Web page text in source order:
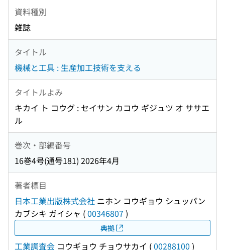
資料種別
雑誌
タイトル
機械と工具 : 生産加工技術を支える
タイトルよみ
キカイ ト コウグ : セイサン カコウ ギジュツ オ ササエ
ル
巻次・部編番号
16巻4号(通号181) 2026年4月
著者標目
日本工業出版株式会社 ニホン コウギョウ シュッパン
カブシキ ガイシャ (00346807 )
典拠
工業調査会 コウギョウ チョウサカイ (00288100 )